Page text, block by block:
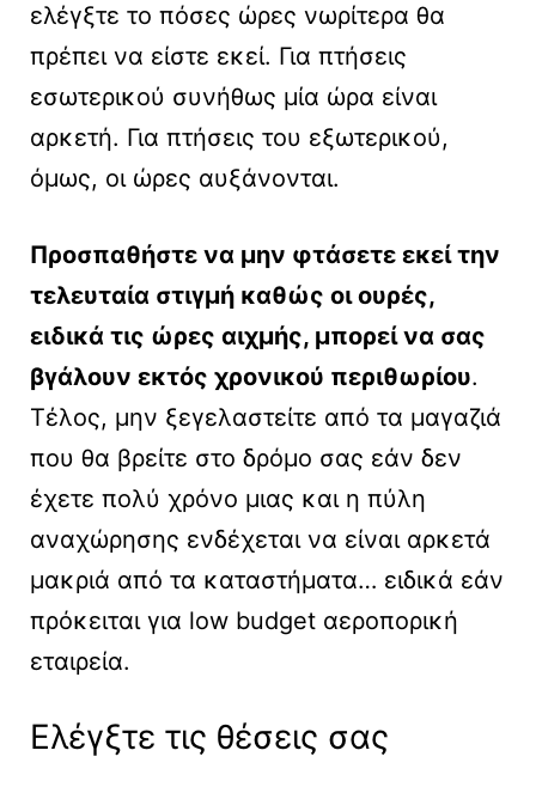
ελέγξτε το πόσες ώρες νωρίτερα θα
πρέπει να είστε εκεί. Για πτήσεις
εσωτερικού συνήθως μία ώρα είναι
αρκετή. Για πτήσεις του εξωτερικού,
όμως, οι ώρες αυξάνονται.
Προσπαθήστε να μην φτάσετε εκεί την
τελευταία στιγμή καθώς οι ουρές,
ειδικά τις ώρες αιχμής, μπορεί να σας
βγάλουν εκτός χρονικού περιθωρίου.
Τέλος, μην ξεγελαστείτε από τα μαγαζιά
που θα βρείτε στο δρόμο σας εάν δεν
έχετε πολύ χρόνο μιας και η πύλη
αναχώρησης ενδέχεται να είναι αρκετά
μακριά από τα καταστήματα… ειδικά εάν
πρόκειται για low budget αεροπορική
εταιρεία.
Ελέγξτε τις θέσεις σας